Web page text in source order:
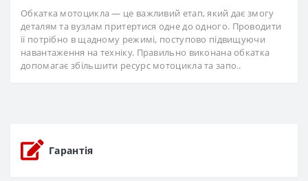
Обкатка мотоцикла — це важливий етап, який дає змогу
деталям та вузлам притертися одне до одного. Проводити
її потрібно в щадному режимі, поступово підвищуючи
навантаження на техніку. Правильно виконана обкатка
допомагає збільшити ресурс мотоцикла та запо..
Гарантія